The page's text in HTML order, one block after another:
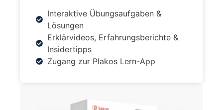
Interaktive Übungsaufgaben &
Lösungen
Erklärvideos, Erfahrungsberichte &
Insidertipps
Zugang zur Plakos Lern-App